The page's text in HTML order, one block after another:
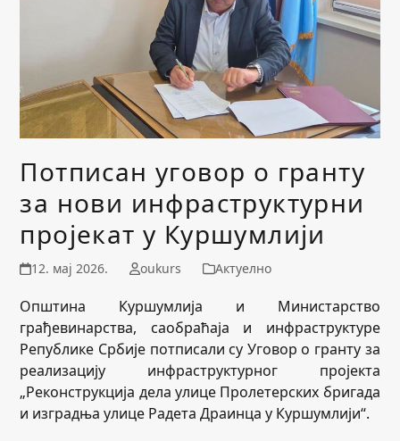
Потписан уговор о гранту
за нови инфраструктурни
пројекат у Куршумлији
12. мај 2026. oukurs Актуелно
Општина Куршумлија и Министарство
грађевинарства, саобраћаја и инфраструктуре
Републике Србије потписали су Уговор о гранту за
реализацију инфраструктурног пројекта
„Реконструкција дела улице Пролетерских бригада
и изградња улице Радета Драинца у Куршумлији“.